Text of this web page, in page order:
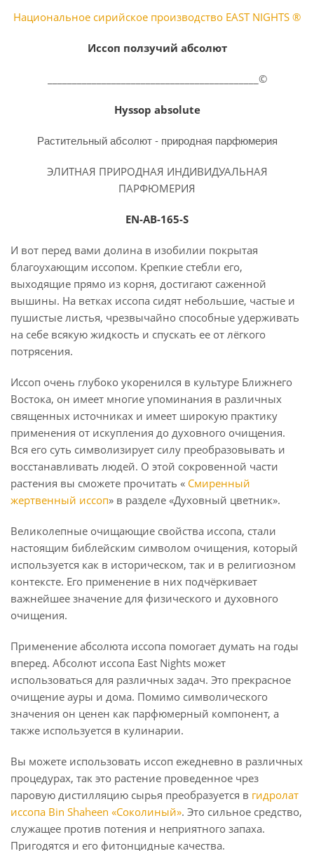
Национальное сирийское производство EAST NIGHTS ®
Иссоп ползучий абсолют
___________________________________________©
Hyssop absolute
Растительный абсолют - природная парфюмерия
ЭЛИТНАЯ ПРИРОДНАЯ ИНДИВИДУАЛЬНАЯ
ПАРФЮМЕРИЯ
EN-AB-165-S
И вот перед вами долина в изобилии покрытая
благоухающим иссопом. Крепкие стебли его,
выходящие прямо из корня, достигают саженной
вышины. На ветках иссопа сидят небольшие, частые и
пушистые листья, чрезвычайно способные удерживать
на себе всякую жидкость и спускать ее от лёгкого
потрясения.
Иссоп очень глубоко укоренился в культуре Ближнего
Востока, он имеет многие упоминания в различных
священных источниках и имеет широкую практику
применения от искупления до духовного очищения.
Вся его суть символизирует силу преобразовывать и
восстанавливать людей. О этой сокровенной части
растения вы сможете прочитать « Смиренный
жертвенный иссоп» в разделе «Духовный цветник».
Великолепные очищающие свойства иссопа, стали
настоящим библейским символом очищения, который
используется как в историческом, так и в религиозном
контексте. Его применение в них подчёркивает
важнейшее значение для физического и духовного
очищения.
Применение абсолюта иссопа помогает думать на годы
вперед. Абсолют иссопа East Nights может
использоваться для различных задач. Это прекрасное
очищение ауры и дома. Помимо символического
значения он ценен как парфюмерный компонент, а
также используется в кулинарии.
Вы можете использовать иссоп ежедневно в различных
процедурах, так это растение проведенное чрез
паровую дистилляцию сырья преобразуется в гидролат
иссопа Bin Shaheen «Соколиный». Это сильное средство,
служащее против потения и неприятного запаха.
Пригодятся и его фитонцидные качества.